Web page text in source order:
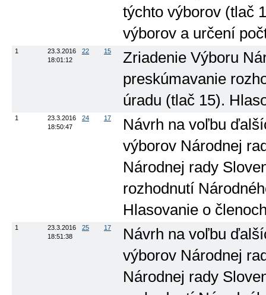
týchto výborov (tlač
výborov a určení
1
23.3.2016
18:01:12
22 15
Zriadenie Výboru
preskúmavanie
úradu (tlač 15).
1
23.3.2016
18:50:47
24 17
Návrh na voľbu
výborov Národnej
Národnej rady
rozhodnutí
Hlasovanie o
1
23.3.2016
18:51:38
25 17
Návrh na voľbu
výborov Národnej
Národnej rady